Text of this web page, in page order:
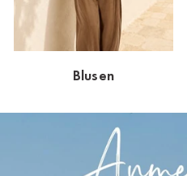
HH-Wandsbek
Hannover
Innsbruck
Kiel-CittiPark
Blusen